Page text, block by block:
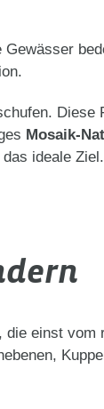
Diese
Mosaik-
ideale Ziel.
die einst vom